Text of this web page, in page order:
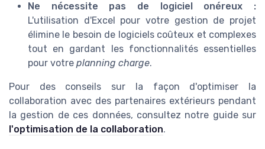
Ne nécessite pas de logiciel onéreux :
L'utilisation d'Excel pour votre gestion de projet
élimine le besoin de logiciels coûteux et complexes
tout en gardant les fonctionnalités essentielles
pour votre planning charge.
Pour des conseils sur la façon d'optimiser la
collaboration avec des partenaires extérieurs pendant
la gestion de ces données, consultez notre guide sur
l'optimisation de la collaboration.